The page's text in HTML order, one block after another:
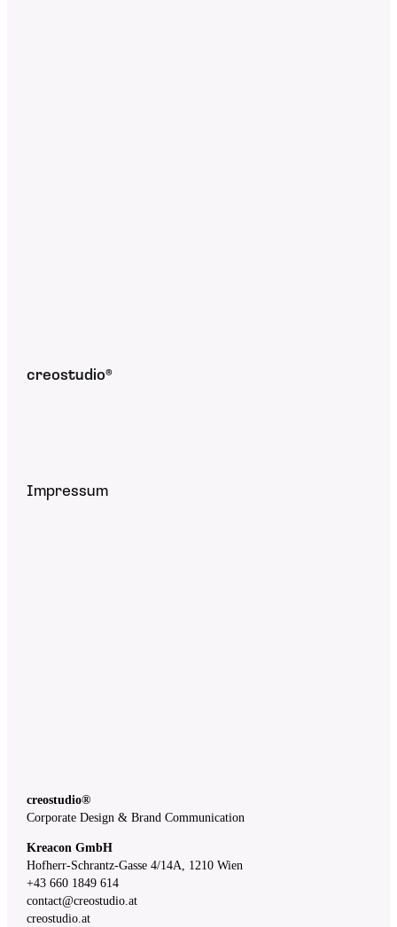
creostudio®
Impressum
creostudio®
Corporate Design & Brand Communication
Kreacon GmbH
Hofherr-Schrantz-Gasse 4/14A, 1210 Wien
+43 660 1849 614
contact@creostudio.at
creostudio.at